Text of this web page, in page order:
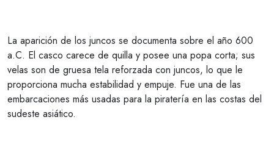
La aparición de los juncos se documenta sobre el año 600
a.C. El casco carece de quilla y posee una popa corta; sus
velas son de gruesa tela reforzada con juncos, lo que le
proporciona mucha estabilidad y empuje. Fue una de las
embarcaciones más usadas para la piratería en las costas del
sudeste asiático.